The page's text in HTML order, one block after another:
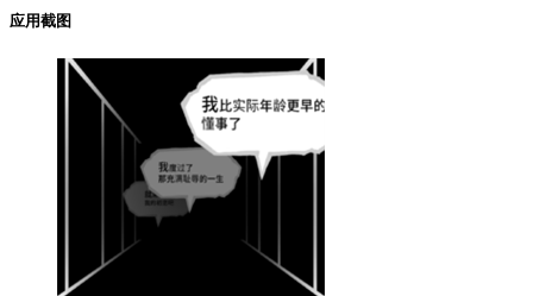
应用截图